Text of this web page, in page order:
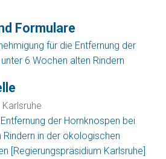
Formulare
für die Entfernung der
6 Wochen alten Rindern
der Hornknospen bei
in der ökologischen
[Regierungspräsidium Karlsruhe]